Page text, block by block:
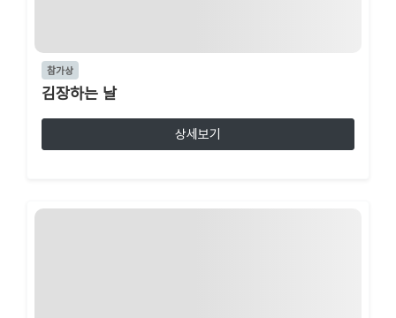
참가상
김장하는 날
상세보기